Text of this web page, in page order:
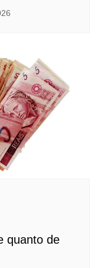
quanto de